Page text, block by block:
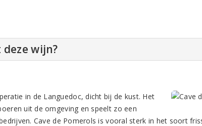
wijn?
in de Languedoc, dicht bij de kust. Het
uit de omgeving en speelt zo een
Cave de Pomerols is vooral sterk in het soort